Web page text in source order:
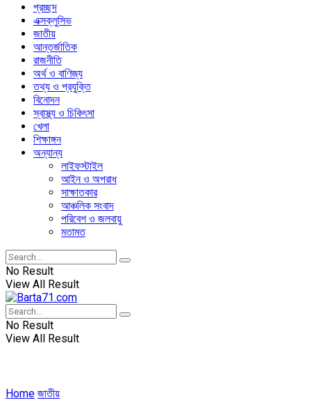
প্রচ্ছদ
এক্সক্লুসিভ
জাতীয়
আন্তর্জাতিক
রাজনীতি
অর্থ ও বাণিজ্য
তথ্য ও প্রযুক্তি
বিনোদন
স্বাস্থ্য ও চিকিৎসা
খেলা
শিক্ষাঙ্গন
অন্যান্য
লাইফস্টাইল
আইন ও অপরাধ
সাক্ষাতকার
আঞ্চলিক সংবাদ
পরিবেশ ও জলবায়ু
মতামত
No Result
View All Result
No Result
View All Result
Home জাতীয়